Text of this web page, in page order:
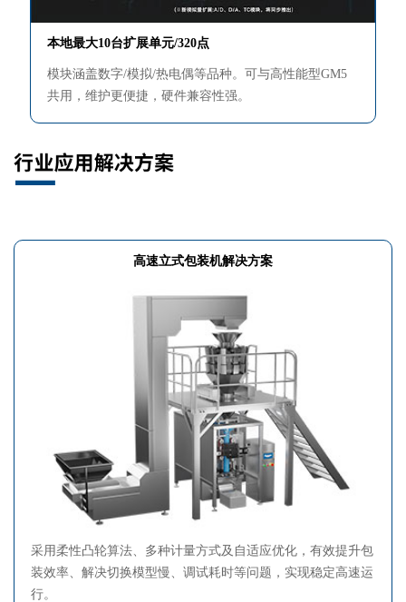
本地最大10台扩展单元/320点
模块涵盖数字/模拟/热电偶等品种。可与高性能型GM5
共用，维护更便捷，硬件兼容性强。
高速立式包装机解决方案
采用柔性凸轮算法、多种计量方式及自适应优化，有效提升包
装效率、解决切换模型慢、调试耗时等问题，实现稳定高速运
行。